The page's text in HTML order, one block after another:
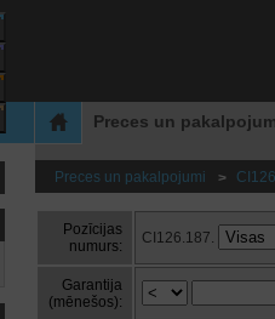
Preces un
Preces un pakalpojumi >
Pozīcijas
numurs:
CI126.187.
Garantija
(mēnešos):